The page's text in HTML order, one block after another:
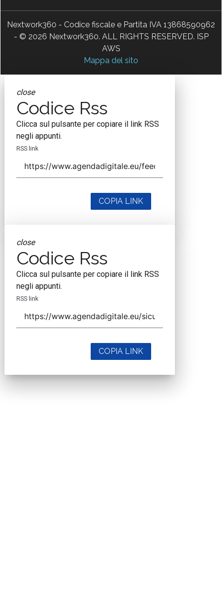
Nextwork360 - Codice fiscale e Partita IVA 13868590962
- © 2026 Nextwork360. ALL RIGHTS RESERVED. ISP
AWS
Mappa del sito
close
Codice Rss
Clicca sul pulsante per copiare il link RSS
negli appunti.
RSS link
COPIA LINK
close
Codice Rss
Clicca sul pulsante per copiare il link RSS
negli appunti.
RSS link
COPIA LINK